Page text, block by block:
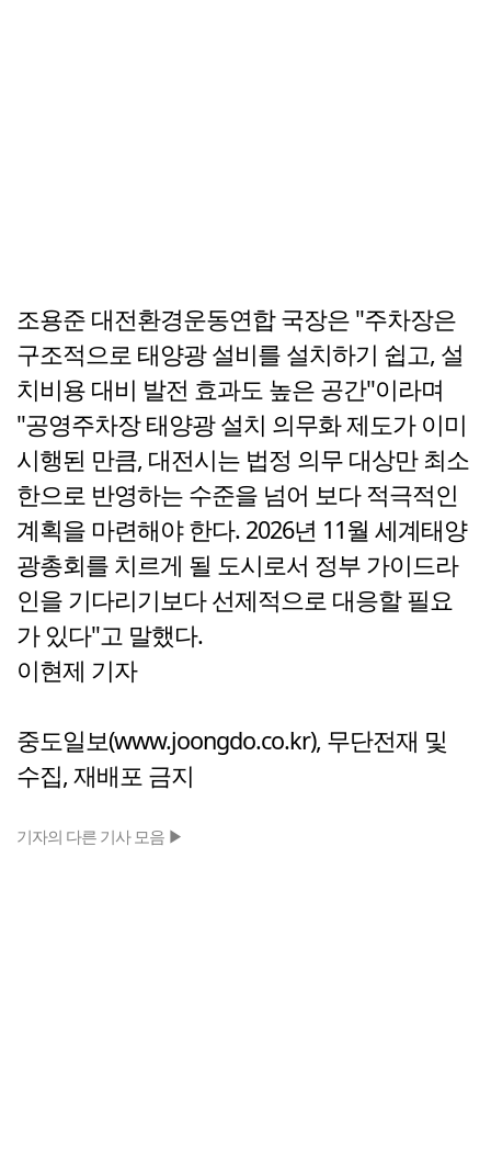
조용준 대전환경운동연합 국장은 "주차장은
구조적으로 태양광 설비를 설치하기 쉽고, 설
치비용 대비 발전 효과도 높은 공간"이라며
"공영주차장 태양광 설치 의무화 제도가 이미
시행된 만큼, 대전시는 법정 의무 대상만 최소
한으로 반영하는 수준을 넘어 보다 적극적인
계획을 마련해야 한다. 2026년 11월 세계태양
광총회를 치르게 될 도시로서 정부 가이드라
인을 기다리기보다 선제적으로 대응할 필요
가 있다"고 말했다.
이현제 기자
중도일보(www.joongdo.co.kr), 무단전재 및
수집, 재배포 금지
기자의 다른 기사 모음 ▶